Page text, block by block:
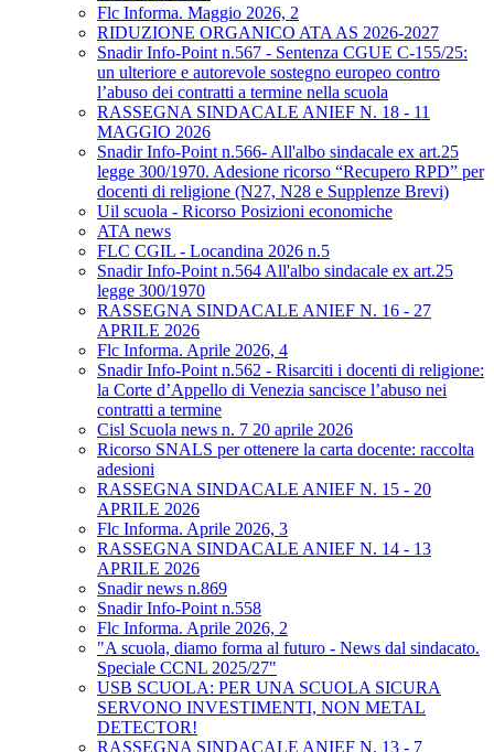
Flc Informa. Maggio 2026, 2
RIDUZIONE ORGANICO ATA AS 2026-2027
Snadir Info-Point n.567 - Sentenza CGUE C‑155/25:
un ulteriore e autorevole sostegno europeo contro
l’abuso dei contratti a termine nella scuola
RASSEGNA SINDACALE ANIEF N. 18 - 11
MAGGIO 2026
Snadir Info-Point n.566- All'albo sindacale ex art.25
legge 300/1970. Adesione ricorso “Recupero RPD” per
docenti di religione (N27, N28 e Supplenze Brevi)
Uil scuola - Ricorso Posizioni economiche
ATA news
FLC CGIL - Locandina 2026 n.5
Snadir Info-Point n.564 All'albo sindacale ex art.25
legge 300/1970
RASSEGNA SINDACALE ANIEF N. 16 - 27
APRILE 2026
Flc Informa. Aprile 2026, 4
Snadir Info-Point n.562 - Risarciti i docenti di religione:
la Corte d’Appello di Venezia sancisce l’abuso nei
contratti a termine
Cisl Scuola news n. 7 20 aprile 2026
Ricorso SNALS per ottenere la carta docente: raccolta
adesioni
RASSEGNA SINDACALE ANIEF N. 15 - 20
APRILE 2026
Flc Informa. Aprile 2026, 3
RASSEGNA SINDACALE ANIEF N. 14 - 13
APRILE 2026
Snadir news n.869
Snadir Info-Point n.558
Flc Informa. Aprile 2026, 2
"A scuola, diamo forma al futuro - News dal sindacato.
Speciale CCNL 2025/27"
USB SCUOLA: PER UNA SCUOLA SICURA
SERVONO INVESTIMENTI, NON METAL
DETECTOR!
RASSEGNA SINDACALE ANIEF N. 13 - 7